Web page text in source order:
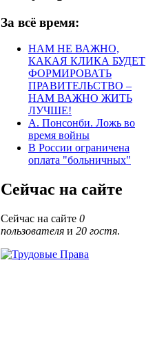
За всё время:
НАМ НЕ ВАЖНО,
КАКАЯ КЛИКА БУДЕТ
ФОРМИРОВАТЬ
ПРАВИТЕЛЬСТВО –
НАМ ВАЖНО ЖИТЬ
ЛУЧШЕ!
А. Понсонби. Ложь во
время войны
В России ограничена
оплата "больничных"
Сейчас на сайте
Сейчас на сайте 0
пользователя и 20 гостя.